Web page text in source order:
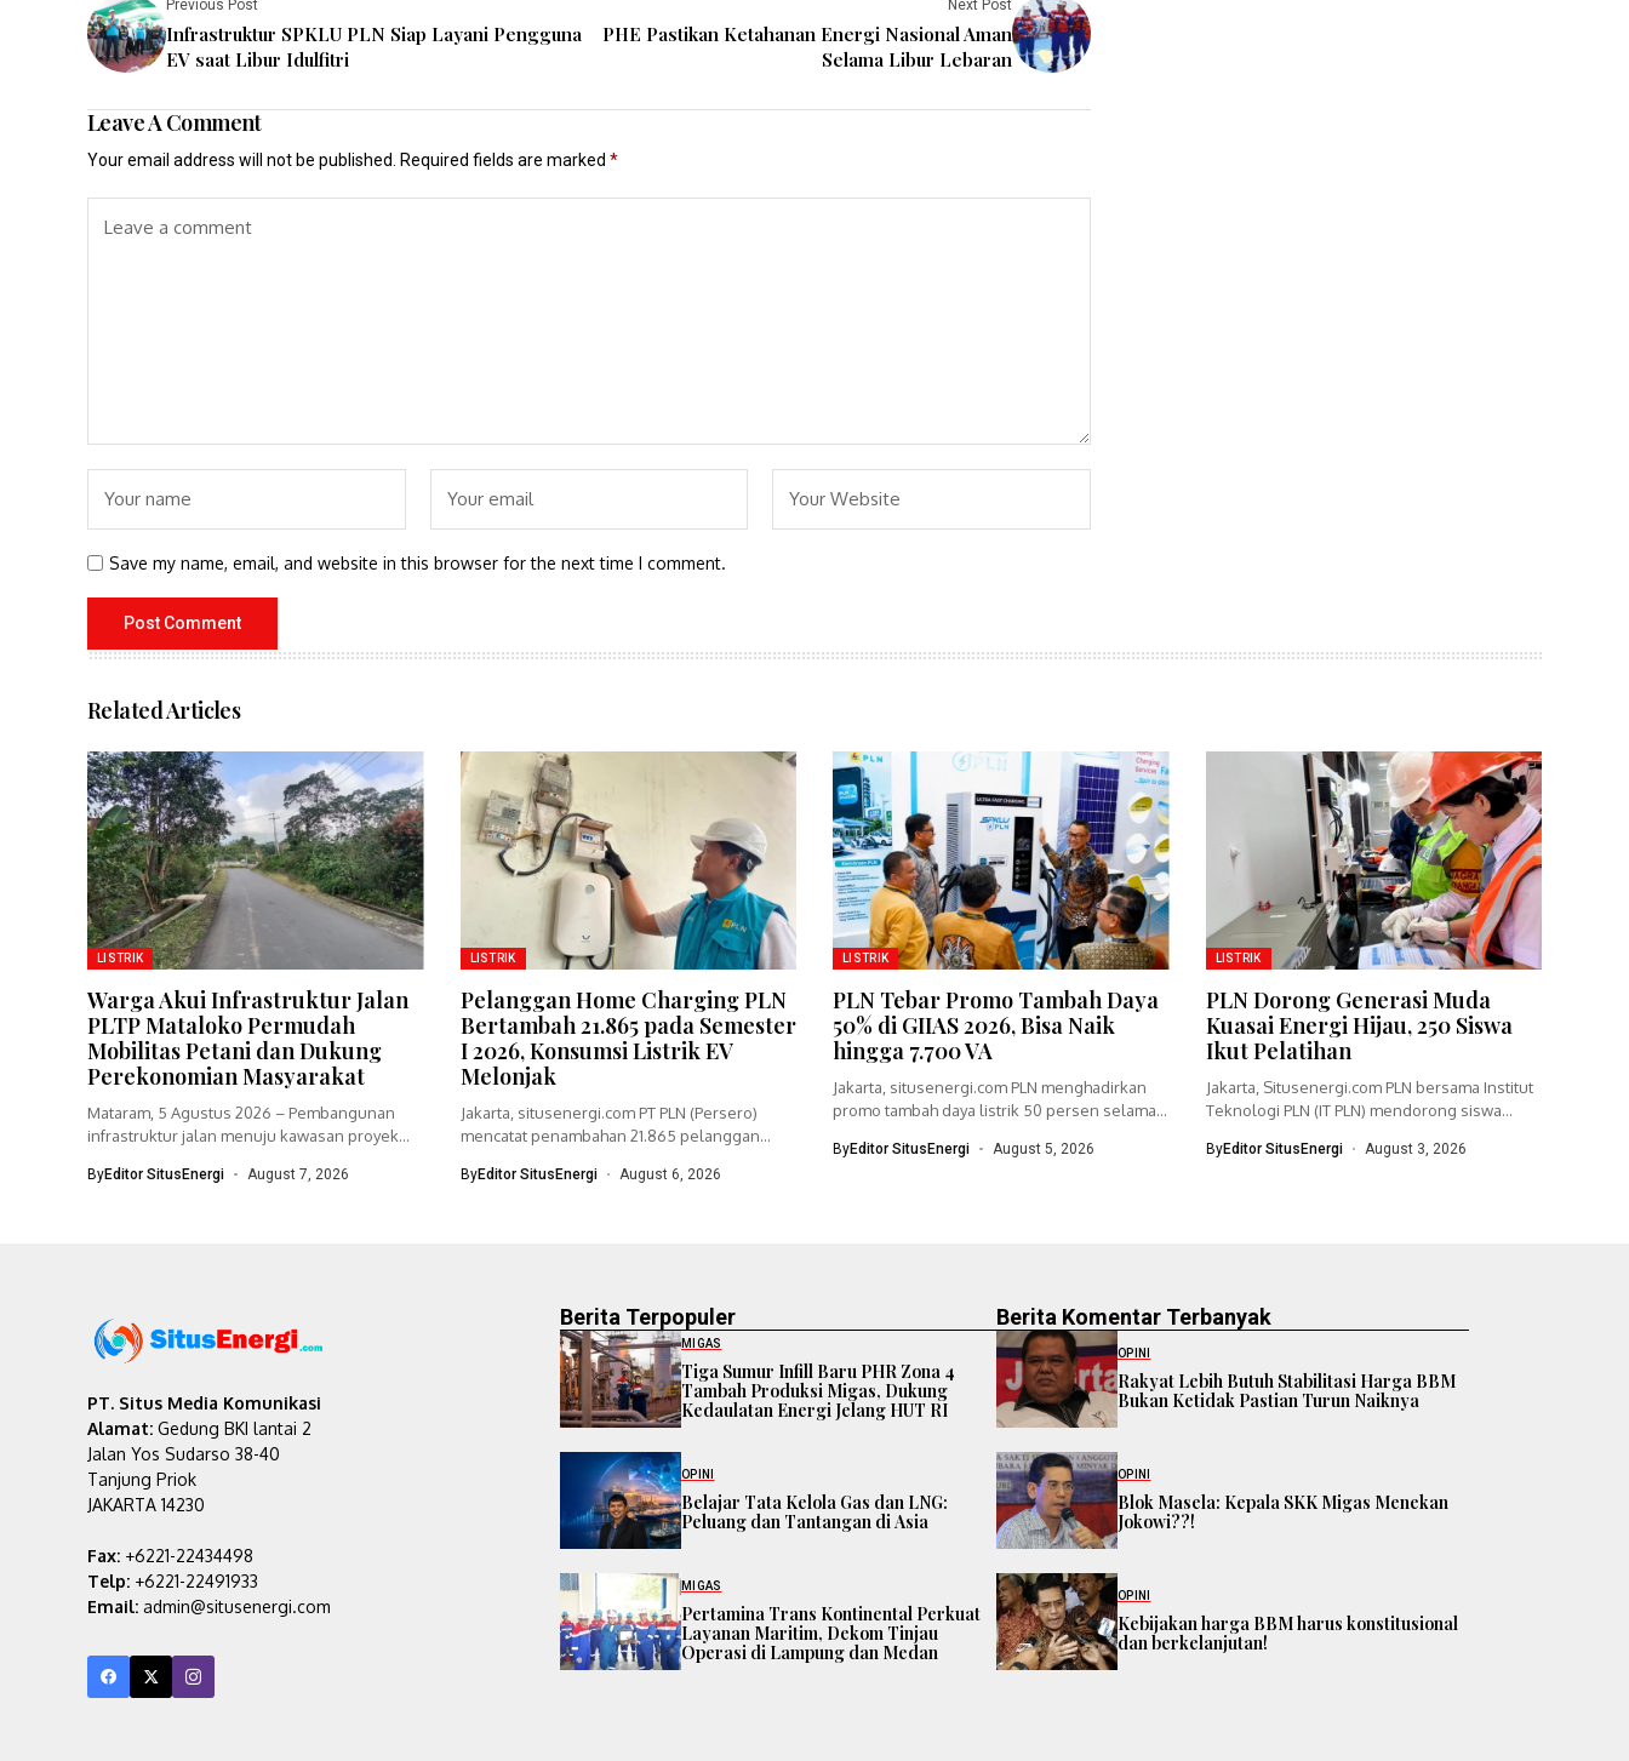
Previous Post
Infrastruktur SPKLU PLN Siap Layani Pengguna
EV saat Libur Idulfitri
Next Post
PHE Pastikan Ketahanan Energi Nasional Aman
Selama Libur Lebaran
Leave A Comment
Your email address will not be published. Required fields are marked *
Save my name, email, and website in this browser for the next time I comment.
Related Articles
LISTRIK
Warga Akui Infrastruktur Jalan
PLTP Mataloko Permudah
Mobilitas Petani dan Dukung
Perekonomian Masyarakat
Mataram, 5 Agustus 2026 – Pembangunan
infrastruktur jalan menuju kawasan proyek
ByEditor SitusEnergi August 7, 2026
LISTRIK
Pelanggan Home Charging PLN
Bertambah 21.865 pada Semester
I 2026, Konsumsi Listrik EV
Melonjak
Jakarta, situsenergi.com PT PLN (Persero)
mencatat penambahan 21.865 pelanggan
ByEditor SitusEnergi August 6, 2026
LISTRIK
PLN Tebar Promo Tambah Daya
50% di GIIAS 2026, Bisa Naik
hingga 7.700 VA
Jakarta, situsenergi.com PLN menghadirkan
promo tambah daya listrik 50 persen selama
ByEditor SitusEnergi August 5, 2026
LISTRIK
PLN Dorong Generasi Muda
Kuasai Energi Hijau, 250 Siswa
Ikut Pelatihan
Jakarta, Situsenergi.com PLN bersama Institut
Teknologi PLN (IT PLN) mendorong siswa
ByEditor SitusEnergi August 3, 2026
PT. Situs Media Komunikasi
Alamat: Gedung BKI lantai 2
Jalan Yos Sudarso 38-40
Tanjung Priok
JAKARTA 14230
Fax: +6221-22434498
Telp: +6221-22491933
Email: admin@situsenergi.com
Berita Terpopuler
MIGAS
Tiga Sumur Infill Baru PHR Zona 4
Tambah Produksi Migas, Dukung
Kedaulatan Energi Jelang HUT RI
OPINI
Belajar Tata Kelola Gas dan LNG:
Peluang dan Tantangan di Asia
MIGAS
Pertamina Trans Kontinental Perkuat
Layanan Maritim, Dekom Tinjau
Operasi di Lampung dan Medan
Berita Komentar Terbanyak
OPINI
Rakyat Lebih Butuh Stabilitasi Harga BBM
Bukan Ketidak Pastian Turun Naiknya
OPINI
Blok Masela: Kepala SKK Migas Menekan
Jokowi??!
OPINI
Kebijakan harga BBM harus konstitusional
dan berkelanjutan!